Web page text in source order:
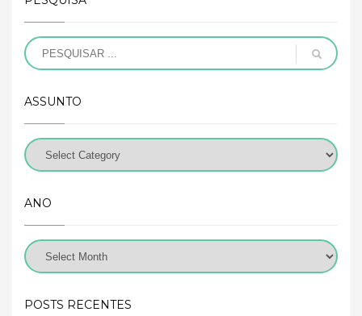
ASSUNTO
ANO
POSTS RECENTES